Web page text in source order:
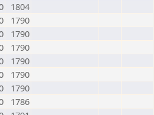
1804
1790
1790
1790
1790
1790
1790
1786